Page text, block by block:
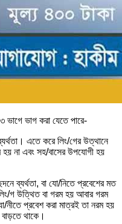
৩ ভাগে ভাগ করা যেতে পারে-
এতে করে লিং/গের উত্থানে
হয় না এবং সহ/বাসের উপযোগী হয়
ব্যর্থতা, বা যো/নিতে প্রবেশের মত
গ উত্থিত বা গরম হয় আবার গরম
নীতে প্রবেশ করা মাত্রই তা নরম হয়
বাড়তে থাকে।